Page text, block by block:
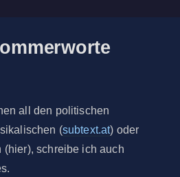
all den politischen
(subtext.at) oder
(hier), schreibe ich auch